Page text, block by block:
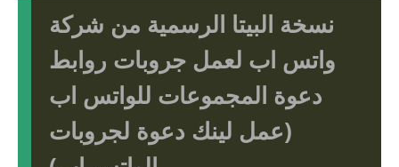
نسخة البيتا الرسمية من شركة
واتس اب لعمل جروبات روابط
دعوة المجموعات للواتس اب
(عمل لينك دعوة لجروبات